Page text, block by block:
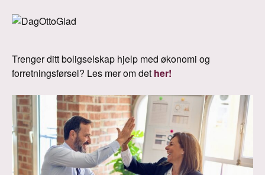
Trenger ditt boligselskap hjelp med økonomi og
forretningsførsel? Les mer om det her!